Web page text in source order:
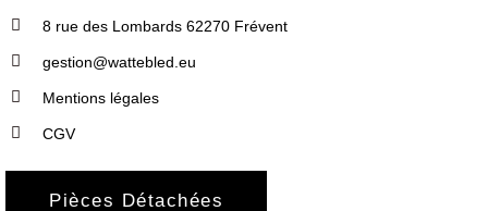
8 rue des Lombards 62270 Frévent
gestion@wattebled.eu
Mentions légales
CGV
Pièces Détachées